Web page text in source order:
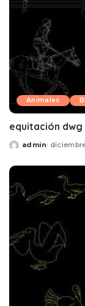
Animales
equitación
Posted
admin diciembre